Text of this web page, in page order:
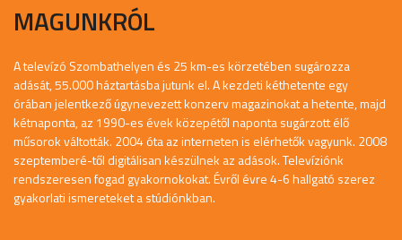
MAGUNKRÓL
A televízó Szombathelyen és 25 km-es körzetében sugározza
adását, 55.000 háztartásba jutunk el. A kezdeti kéthetente egy
órában jelentkező úgynevezett konzerv magazinokat a hetente, majd
kétnaponta, az 1990-es évek közepétől naponta sugárzott élő
műsorok váltották. 2004 óta az interneten is elérhetők vagyunk. 2008
szeptemberé-től digitálisan készülnek az adások. Televíziónk
rendszeresen fogad gyakornokokat. Évről évre 4-6 hallgató szerez
gyakorlati ismereteket a stúdiónkban.